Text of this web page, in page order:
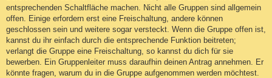
entsprechenden Schaltfläche machen. Nicht alle Gruppen sind allgemein
offen. Einige erfordern erst eine Freischaltung, andere können
geschlossen sein und weitere sogar versteckt. Wenn die Gruppe offen ist,
kannst du ihr einfach durch die entsprechende Funktion beitreten;
verlangt die Gruppe eine Freischaltung, so kannst du dich für sie
bewerben. Ein Gruppenleiter muss daraufhin deinen Antrag annehmen. Er
könnte fragen, warum du in die Gruppe aufgenommen werden möchtest.